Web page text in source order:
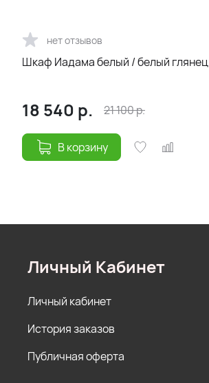
нет отзывов
Шкаф Иадама белый / белый глянец
18 540 р. 21 100р.
В корзину
Личный Кабинет
Личный кабинет
История заказов
Публичная оферта